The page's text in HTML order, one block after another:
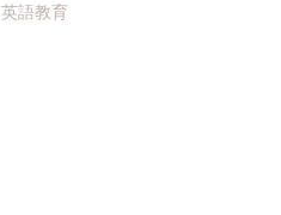
英語教育